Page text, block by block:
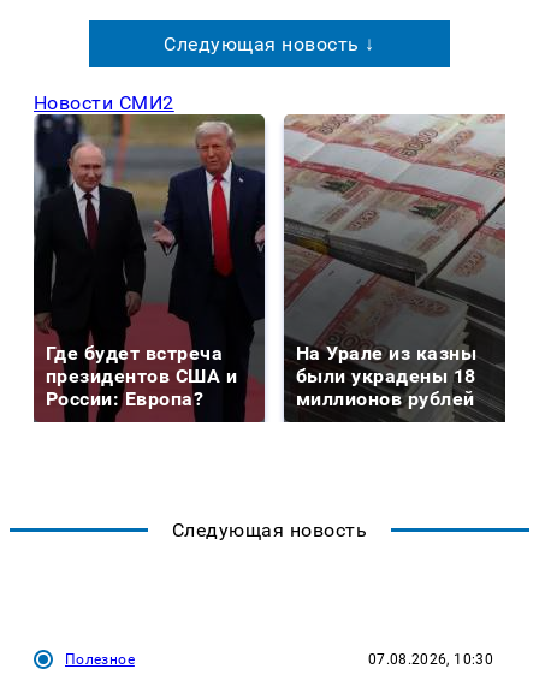
Следующая новость ↓
Новости СМИ2
Где будет встреча
президентов США и
России: Европа?
На Урале из казны
были украдены 18
миллионов рублей
Следующая новость
Полезное 07.08.2026, 10:30